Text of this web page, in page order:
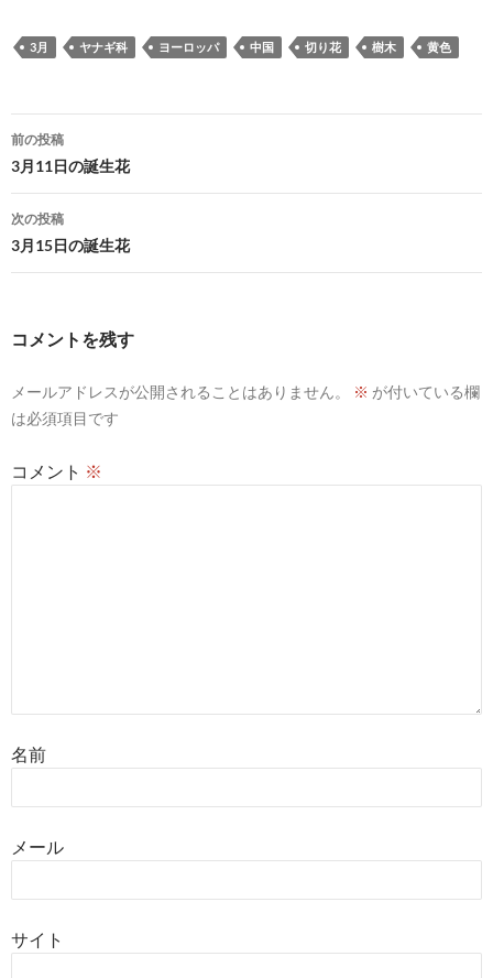
3月 ヤナギ科 ヨーロッパ 中国 切り花 樹木 黄色
投
稿
ナ
ビ
ゲ
ョ
前の投稿
3月11日の誕生花
次の投稿
3月15日の誕生花
コメントを残す
メールアドレスが公開されることはありません。 ※ が付いている欄
は必須項目です
コメント ※
名前
メール
サイト